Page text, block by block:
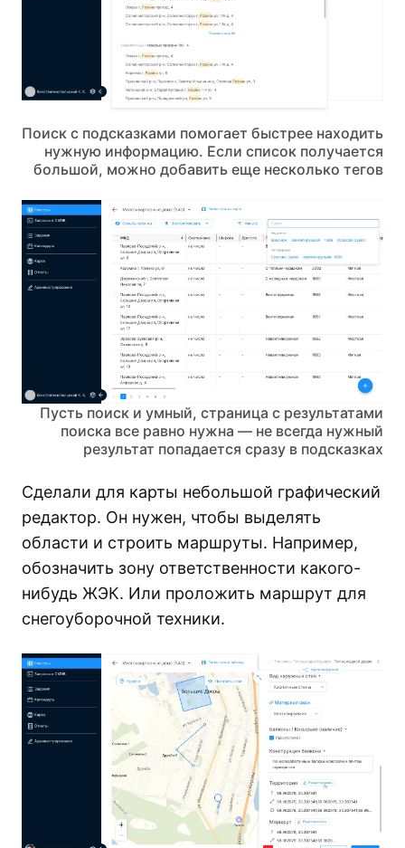
Поиск с подсказками помогает быстрее находить
нужную информацию. Если список получается
большой, можно добавить еще несколько тегов
Пусть поиск и умный, страница с результатами
поиска все равно нужна — не всегда нужный
результат попадается сразу в подсказках
Сделали для карты небольшой графический
редактор. Он нужен, чтобы выделять
области и строить маршруты. Например,
обозначить зону ответственности какого-
нибудь ЖЭК. Или проложить маршрут для
снегоуборочной техники.